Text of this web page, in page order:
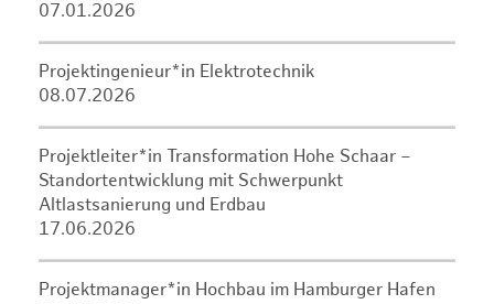
07.01.2026
Projektingenieur*in Elektrotechnik
08.07.2026
Projektleiter*in Transformation Hohe Schaar –
Standortentwicklung mit Schwerpunkt
Altlastsanierung und Erdbau
17.06.2026
Projektmanager*in Hochbau im Hamburger Hafen